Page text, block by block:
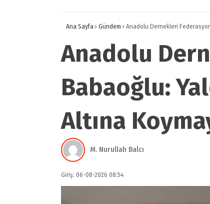
Ana Sayfa › Gündem › Anadolu Dernekleri
Anadolu
Babaoğlu:
Altına
M. Nurullah Balcı
Giriş: 06-08-2026 08:54